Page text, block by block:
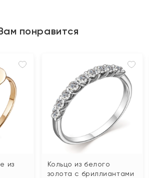
понравится
из
Кольцо из белого
золота с бриллиантами